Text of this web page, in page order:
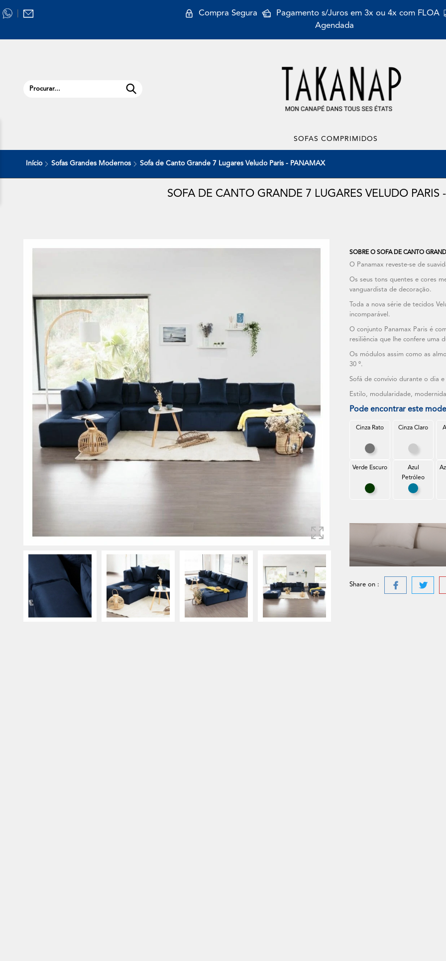
Compra Segura Pagamento s/Juros em 3x ou 4x com FLOA
Agendada
SOFAS COMPRIMIDOS
Início Sofas Grandes Modernos Sofa de Canto Grande 7 Lugares Veludo Paris - PANAMAX
SOFA DE CANTO GRANDE 7 LUGARES VELUDO PARIS
SOBRE O SOFA DE CANTO
O Panamax reveste-se de
Os seus tons quentes e cores
vanguardista de decoração.
Toda a nova série de tecidos
incomparável.
O conjunto Panamax Paris é
resiliência que lhe confere uma
Os módulos assim como as
30 º.
Sofá de convívio durante o dia
Estilo, modularidade,
Pode encontrar este
Cinza Rato
Cinza Rato
Cinza Claro
Verde Escuro
Verde Escuro
Azul
Petróleo
Azul
Share on :